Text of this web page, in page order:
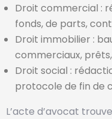
Droit commercial :
fonds, de parts,
Droit immobilier :
commerciaux,
Droit social :
protocole de fin de
L’acte d’avocat